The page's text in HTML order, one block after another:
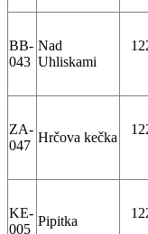
BB-
043
Nad
Uhliskami
ZA-
047
Hrčova kečka
KE-
005
Pipitka